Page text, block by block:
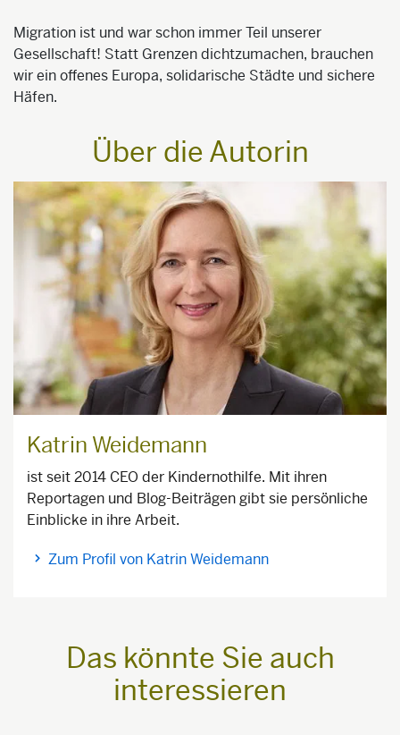
Migration ist und war schon immer Teil unserer
Gesellschaft! Statt Grenzen dichtzumachen, brauchen
wir ein offenes Europa, solidarische Städte und sichere
Häfen.
Über die Autorin
Katrin Weidemann
ist seit 2014 CEO der Kindernothilfe. Mit ihren
Reportagen und Blog-Beiträgen gibt sie persönliche
Einblicke in ihre Arbeit.
Zum Profil von Katrin Weidemann
Das könnte Sie auch
interessieren